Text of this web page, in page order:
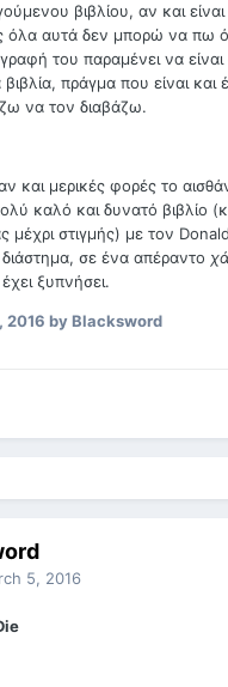
βιβλίου, αν και είναι
όλα αυτά δεν μπορώ να πω
γραφή του παραμένει να είναι
πράγμα που είναι και
να τον διαβάζω.
και μερικές φορές το
καλό και δυνατό βιβλίο
μέχρι στιγμής) με τον
διάστημα, σε ένα απέραντο
ξυπνήσει.
2016 by Blacksword
5, 2016